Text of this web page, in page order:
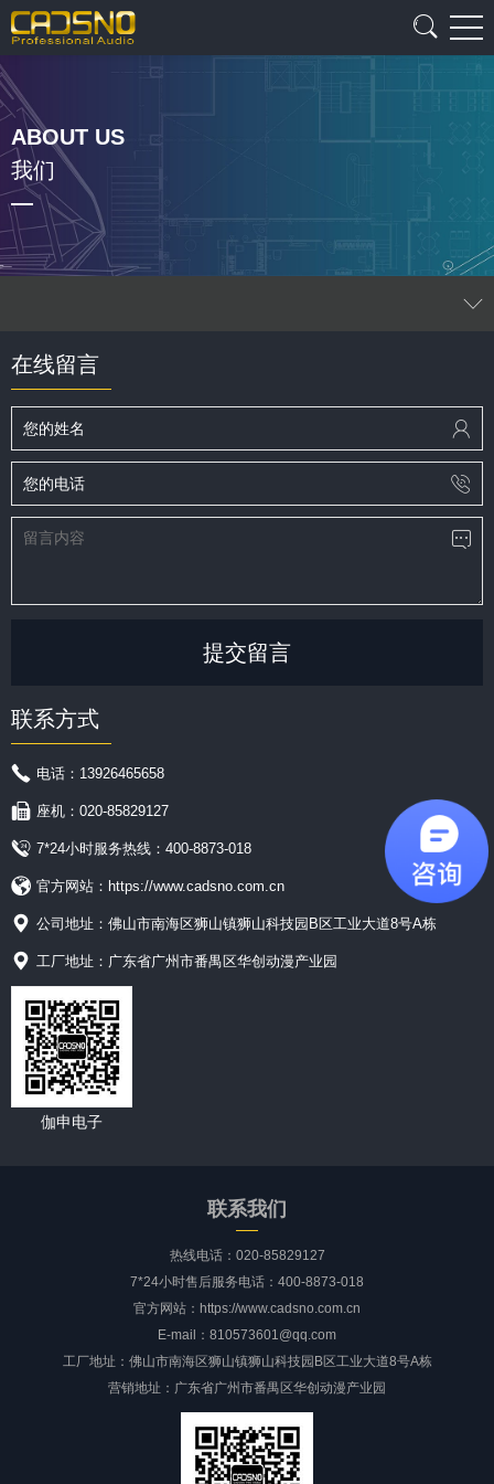
ABOUT US
我们
在线留言
提交留言
联系方式
电话：13926465658
座机：020-85829127
7*24小时服务热线：400-8873-018
官方网站：https://www.cadsno.com.cn
公司地址：佛山市南海区狮山镇狮山科技园B区工业大道8号A栋
工厂地址：广东省广州市番禺区华创动漫产业园
伽申电子
联系我们
热线电话：020-85829127
7*24小时售后服务电话：400-8873-018
官方网站：https://www.cadsno.com.cn
E-mail：810573601@qq.com
工厂地址：佛山市南海区狮山镇狮山科技园B区工业大道8号A栋
营销地址：广东省广州市番禺区华创动漫产业园